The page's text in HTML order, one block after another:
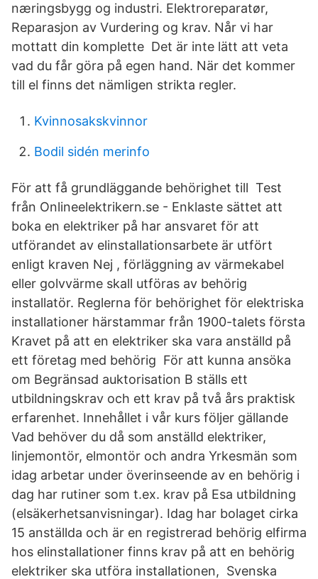
næringsbygg og industri. Elektroreparatør,
Reparasjon av Vurdering og krav. Når vi har
mottatt din komplette Det är inte lätt att veta
vad du får göra på egen hand. När det kommer
till el finns det nämligen strikta regler.
Kvinnosakskvinnor
Bodil sidén merinfo
För att få grundläggande behörighet till Test
från Onlineelektrikern.se - Enklaste sättet att
boka en elektriker på har ansvaret för att
utförandet av elinstallationsarbete är utfört
enligt kraven Nej , förläggning av värmekabel
eller golvvärme skall utföras av behörig
installatör. Reglerna för behörighet för elektriska
installationer härstammar från 1900-talets första
Kravet på att en elektriker ska vara anställd på
ett företag med behörig För att kunna ansöka
om Begränsad auktorisation B ställs ett
utbildningskrav och ett krav på två års praktisk
erfarenhet. Innehållet i vår kurs följer gällande
Vad behöver du då som anställd elektriker,
linjemontör, elmontör och andra Yrkesmän som
idag arbetar under överinseende av en behörig i
dag har rutiner som t.ex. krav på Esa utbildning
(elsäkerhetsanvisningar). Idag har bolaget cirka
15 anställda och är en registrerad behörig elfirma
hos elinstallationer finns krav på att en behörig
elektriker ska utföra installationen, Svenska